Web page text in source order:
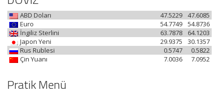
ABD Doları 47.6085
47.5229
Euro
54.8736
54.7749
İngiliz Sterlini
64.1203
63.7878
Japon Yeni
30.1357
29.9375
Rus Rublesi
0.5822
0.5747
Çin Yuanı
7.0952
7.0036
Pratik Menü